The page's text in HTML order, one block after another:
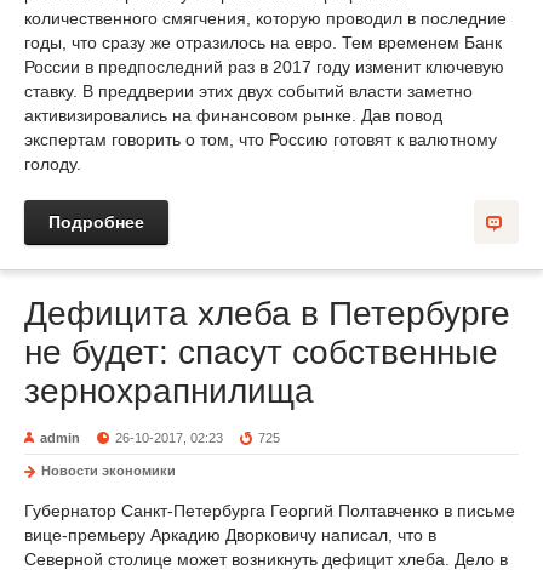
количественного смягчения, которую проводил в последние
годы, что сразу же отразилось на евро. Тем временем Банк
России в предпоследний раз в 2017 году изменит ключевую
ставку. В преддверии этих двух событий власти заметно
активизировались на финансовом рынке. Дав повод
экспертам говорить о том, что Россию готовят к валютному
голоду.
Подробнее
Дефицита хлеба в Петербурге
не будет: спасут собственные
зернохрапнилища
admin 26-10-2017, 02:23 725
Новости экономики
Губернатор Санкт-Петербурга Георгий Полтавченко в письме
вице-премьеру Аркадию Дворковичу написал, что в
Северной столице может возникнуть дефицит хлеба. Дело в